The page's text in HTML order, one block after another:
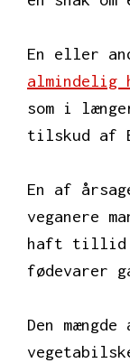
En eller
almindelig
som i
tilskud af
En af
veganere
haft tillid
fødevarer
Den